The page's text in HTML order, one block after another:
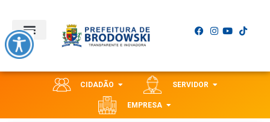
CIDADÃO SERVIDOR
EMPRESA